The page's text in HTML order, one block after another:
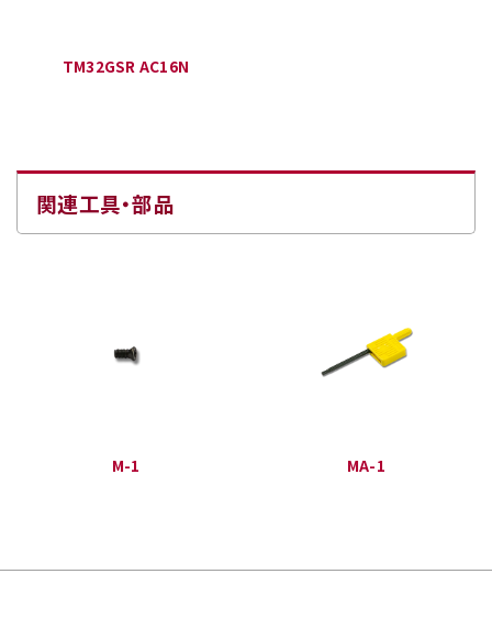
TM32GSR AC16N
関連工具・部品
M-1 MA-1